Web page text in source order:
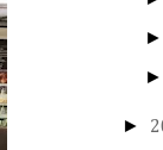
►
►
►